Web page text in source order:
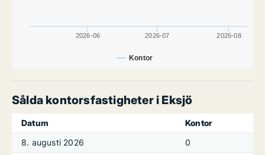
Kontor
2026-06 2026-07 2026-08
Sålda kontorsfastigheter i Eksjö
Datum
Kontor
8. augusti 2026
0